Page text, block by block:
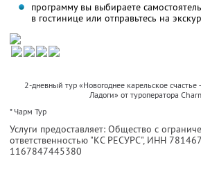
программу вы выбираете
в гостинице или отправьтесь на
2-дневный тур «Новогоднее карельское
Ладоги» от туроператора
* Чарм Тур
Услуги предоставляет: Общество с
ответственностью "КС РЕСУРС", ИНН
1167847445380